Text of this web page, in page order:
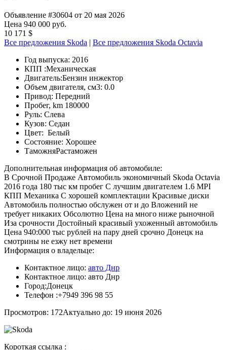
Объявление #30604 от 20 мая 2026
Цена 940 000 руб.
10 171 $
Все предложения Skoda | Все предложения Skoda Octavia
Год выпуска: 2016
КПП :Механическая
Двигатель:Бензин инжектор
Объем двигателя, см3: 0.0
Привод: Передний
Пробег, km 180000
Руль: Слева
Кузов: Седан
Цвет: Белый
Состояние: Хорошее
ТаможняРастаможен
Дополнительная информация об автомобиле:
В Срочной Продаже Автомобиль экономичный Skoda Octavia
2016 года 180 тыс км пробег С лучшим двигателем 1.6 MPI
КПП Механика С хорошей комплектации Красивые диски
Автомобиль полностью обслужен от и до Вложений не
требует никаких Обсолютно Цена на много ниже рыночной
Иза срочности Достойный красивый ухоженный автомобиль
Цена 940:000 тыс рублей на пару дней срочно Донецк на
смотрины не езжу нет времени
Информация о владельце:
Контактное лицо: авто Днр
Контактное лицо: авто Днр
Город:Донецк
Телефон :+7949 396 98 55
Просмотров: 172Актуально до: 19 июня 2026
Короткая ссылка :